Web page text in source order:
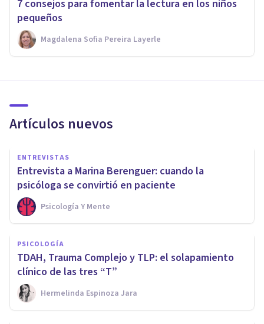
7 consejos para fomentar la lectura en los niños
pequeños
Magdalena Sofia Pereira Layerle
Artículos nuevos
ENTREVISTAS
Entrevista a Marina Berenguer: cuando la
psicóloga se convirtió en paciente
Psicología Y Mente
PSICOLOGÍA
TDAH, Trauma Complejo y TLP: el solapamiento
clínico de las tres “T”
Hermelinda Espinoza Jara